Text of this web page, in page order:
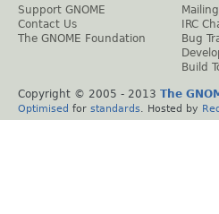
Support GNOME
Contact Us
The GNOME Foundation
IRC
Bug
Build
Copyright © 2005 - 2013 The
Optimised for standards . Hosted by